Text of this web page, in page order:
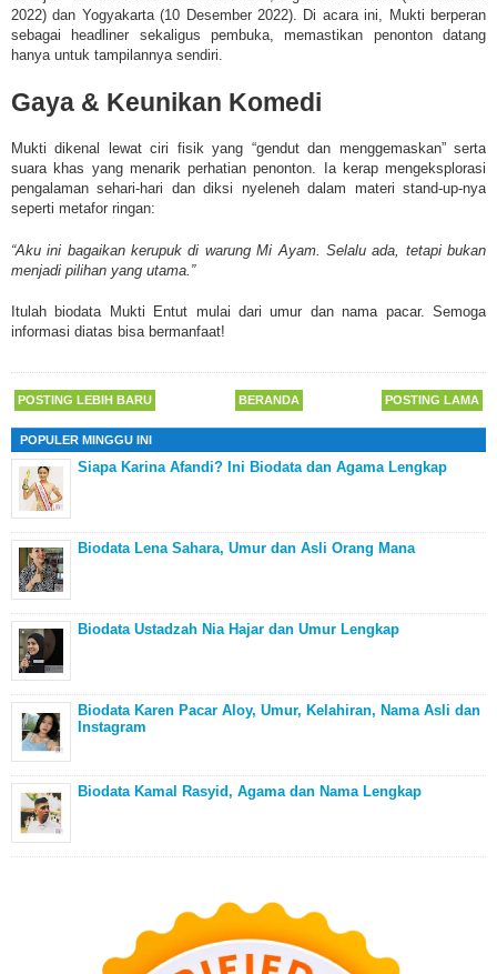
2022) dan Yogyakarta (10 Desember 2022). Di acara ini, Mukti berperan
sebagai headliner sekaligus pembuka, memastikan penonton datang
hanya untuk tampilannya sendiri.
Gaya & Keunikan Komedi
Mukti dikenal lewat ciri fisik yang “gendut dan menggemaskan” serta
suara khas yang menarik perhatian penonton. Ia kerap mengeksplorasi
pengalaman sehari-hari dan diksi nyeleneh dalam materi stand-up-nya
seperti metafor ringan:
“Aku ini bagaikan kerupuk di warung Mi Ayam. Selalu ada, tetapi bukan
menjadi pilihan yang utama.”
Itulah biodata Mukti Entut mulai dari umur dan nama pacar. Semoga
informasi diatas bisa bermanfaat!
POSTING LEBIH BARU POSTING LAMA
BERANDA
POPULER MINGGU INI
Siapa Karina Afandi? Ini Biodata dan Agama Lengkap
Biodata Lena Sahara, Umur dan Asli Orang Mana
Biodata Ustadzah Nia Hajar dan Umur Lengkap
Biodata Karen Pacar Aloy, Umur, Kelahiran, Nama Asli dan
Instagram
Biodata Kamal Rasyid, Agama dan Nama Lengkap